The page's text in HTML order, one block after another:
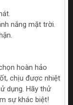
nắng mặt trời.
hoàn hảo
chịu được nhiệt
dụng. Hãy thử
sự khác biệt!